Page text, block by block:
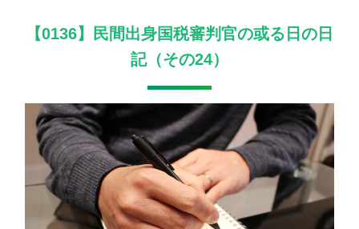
【0136】民間出身国税審判官の或る日の日
記（その24）